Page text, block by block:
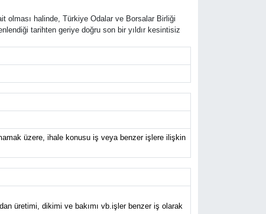
olması halinde, Türkiye Odalar ve Borsalar Birliği
tarihten geriye doğru son bir yıldır kesintisiz
üzere, ihale konusu iş veya benzer işlere ilişkin
üretimi, dikimi ve bakımı vb.işler benzer iş olarak